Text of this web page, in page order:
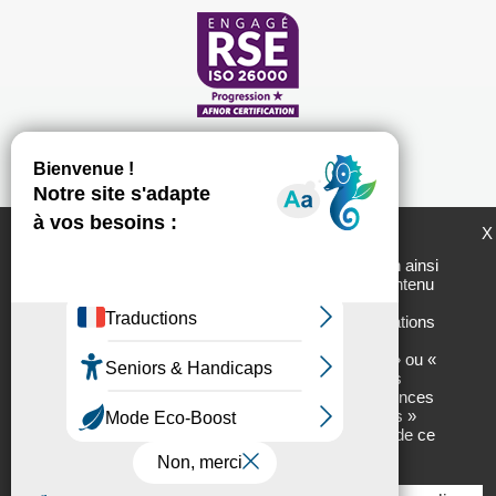
Plan du site
Politique de protection des données personnelles
Chartes d'utilisation des réseaux sociaux
Tous droits réservés - 2017 // Réalisation : Net.com
X
LogemLoiret et ses partenaires utilisent des
fréquentation du site utiles à son amélioration ainsi
que pour vous permettre de partager son contenu
sur les réseaux sociaux. En cliquant sur «
Personnaliser » vous accèderez aux informations
cookies utilisés et vous pourrez « Autoriser » ou «
Interdire » leur usage finalité par finalité. Vous
pourrez, à tout moment, modifier vos préférences
en cliquant sur l’onglet « Gestion des cookies »
situé en bas à droite de chacune des pages de ce